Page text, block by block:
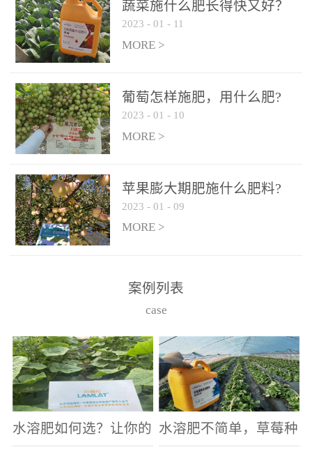
合大量元素水溶肥一起使
用，促使果实膨大，果肉
饱满，品质好，果、枝健
后期∶冲施、滴灌2.5-5kg/
亩/次配合大量元素水溶肥
一起使用，果实转色均
匀，口感好，糖度提高，
预防枝叶早衰。5、叶面喷
施︰浓度800-1500倍（1-
6kg/公顷，间隔10-14天一
次，喷1-3次。
合大量元素水溶肥一起使
后期∶冲施、滴灌2.5-5kg/
亩/次配合大量元素水溶肥
施︰浓度800-1500倍（1-
蔬菜施什么肥长得快又好？
2023 - 01 - 11
MORE >
葡萄怎样施肥，用什么肥?
2023 - 01 - 10
MORE >
苹果膨大期肥施什么肥料?
2023 - 01 - 09
MORE >
案例列表
case
水溶肥如何选？让你的 水溶肥不简单，草莓种